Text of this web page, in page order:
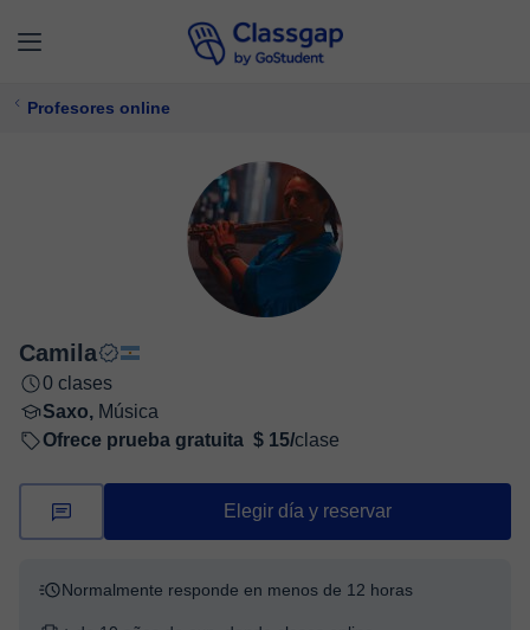
Profesores online
Camila
0 clases
Saxo, Música
Ofrece prueba gratuita $ 15/clase
Elegir día y reservar
Normalmente responde en menos de 12 horas